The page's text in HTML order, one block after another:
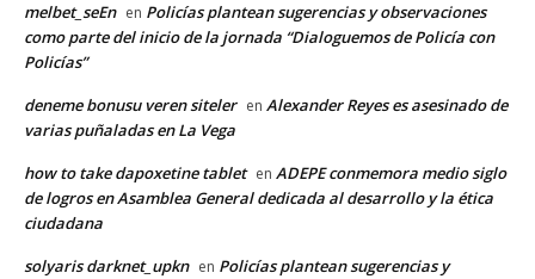
melbet_seEn en Policías plantean sugerencias y observaciones
como parte del inicio de la jornada “Dialoguemos de Policía con
Policías”
deneme bonusu veren siteler en Alexander Reyes es asesinado de
varias puñaladas en La Vega
how to take dapoxetine tablet en ADEPE conmemora medio siglo
de logros en Asamblea General dedicada al desarrollo y la ética
ciudadana
solyaris darknet_upkn en Policías plantean sugerencias y